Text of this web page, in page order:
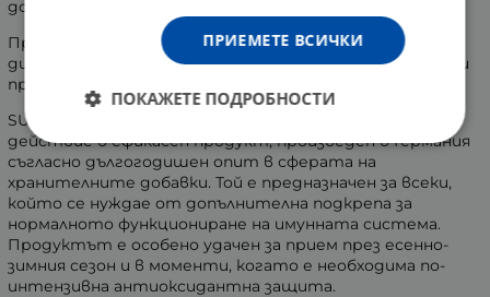
доброто състояние на кожата и тъканите.
Продуктът е подходящ избор за хора, водещи
динамичен начин на живот, които търсят ефикасно и
практично допълнение към своя режим.
SUNLIFE обединява две съставки с утвърдено
действие в ефикасен продукт, произведен в Германия
съгласно дългогодишен опит в сферата на
хранителните добавки. Той е предназначен за всеки,
който се нуждае от допълнителна подкрепа за
нормалното функциониране на имунната система.
Продуктът е особено удачен за прием през есенно-
зимния сезон и в моменти, когато е необходима по-
интензивна антиоксидантна защита.
ПРИЕМЕТЕ ВСИЧКИ
ПОКАЖЕТЕ ПОДРОБНОСТИ